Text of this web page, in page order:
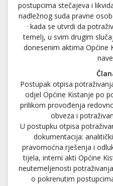
postupcima stečajeva i
nadležnog suda pravne
· kada se utvrdi da
temelj, u svim drugim
donesenim aktima Općine
Postupak otpisa
odjel Općine Kistanje po
prilikom provođenja
obveza i
U postupku otpisa
dokumentacija:
pravomoćna rješenja i
tijela, interni akti Općine
neutemeljenosti
o pokrenutim